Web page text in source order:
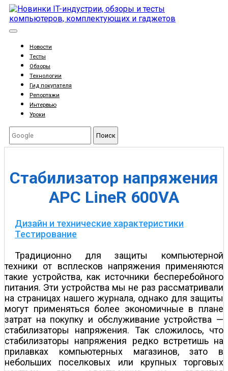
Новости
Тесты
Обзоры
Технологии
Гид покупателя
Репортажи
Интервью
Уроки
Поиск
Стабилизатор напряжения
APC Line­R 600VA
Дизайн и технические характеристики
Тестирование
Традиционно для защиты компьютерной
техники от всплесков напряжения применяются
такие устройства, как источники бесперебойного
питания. Эти устройства мы не раз рассматривали
на страницах нашего журнала, однако для защиты
могут применяться более экономичные в плане
затрат на покупку и обслуживание устройства —
стабилизаторы напряжения. Так сложилось, что
стабилизаторы напряжения редко встретишь на
прилавках компьютерных магазинов, зато в
небольших поселковых или крупных торговых